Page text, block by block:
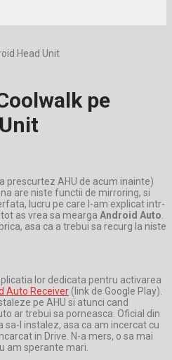
Head Unit
pe
prescurtez AHU de acum inainte)
are niste functii de mirroring, si
lucru pe care l-am explicat intr-
as vrea sa mearga Android Auto
asa ca a trebui sa recurg la niste
lor dedicata pentru activarea
Auto Receiver (link de Google Play).
pe AHU si atunci cand
ar trebui sa porneasca. Oficial din
sa-l instalez, asa ca am incercat cu
in Drive. N-a mers, o sa mai
am sperante mari.